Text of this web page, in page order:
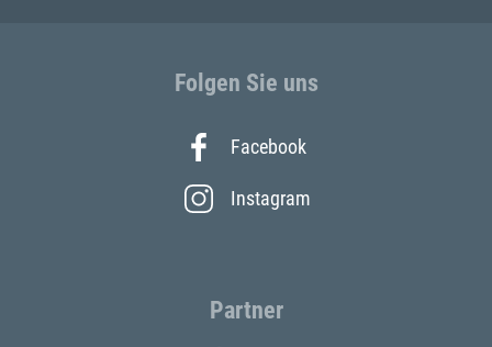
Folgen Sie uns
Facebook
Instagram
Partner